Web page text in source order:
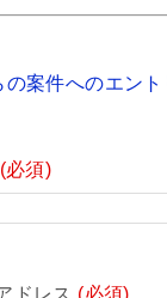
の案件へのエン
(必須)
ドレス (必須)